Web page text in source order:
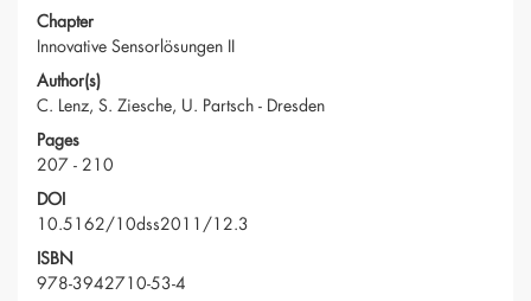
Chapter
Innovative Sensorlösungen II
Author(s)
C. Lenz, S. Ziesche, U. Partsch - Dresden
Pages
207 - 210
DOI
10.5162/10dss2011/12.3
ISBN
978-3942710-53-4